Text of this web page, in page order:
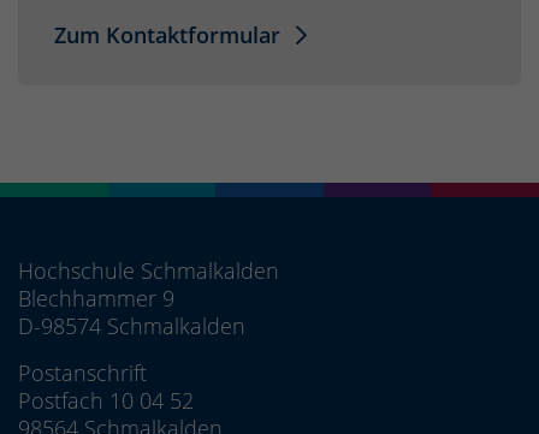
Zum Kontaktformular
Hochschule Schmalkalden
Blechhammer 9
D-98574 Schmalkalden
Postanschrift
Postfach 10 04 52
98564 Schmalkalden